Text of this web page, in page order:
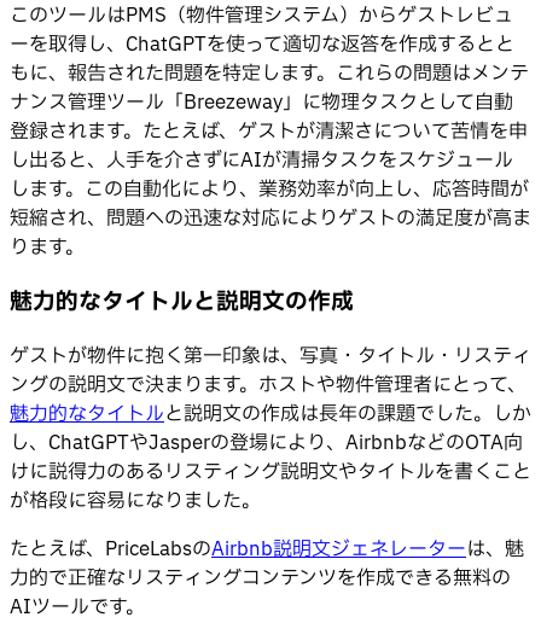
このツールはPMS（物件管理システム）からゲストレビュ
ーを取得し、ChatGPTを使って適切な返答を作成するとと
もに、報告された問題を特定します。これらの問題はメンテ
ナンス管理ツール「Breezeway」に物理タスクとして自動
登録されます。たとえば、ゲストが清潔さについて苦情を申
し出ると、人手を介さずにAIが清掃タスクをスケジュール
します。この自動化により、業務効率が向上し、応答時間が
短縮され、問題への迅速な対応によりゲストの満足度が高ま
ります。
魅力的なタイトルと説明文の作成
ゲストが物件に抱く第一印象は、写真・タイトル・リスティ
ングの説明文で決まります。ホストや物件管理者にとって、
魅力的なタイトルと説明文の作成は長年の課題でした。しか
し、ChatGPTやJasperの登場により、AirbnbなどのOTA向
けに説得力のあるリスティング説明文やタイトルを書くこと
が格段に容易になりました。
たとえば、PriceLabsのAirbnb説明文ジェネレーターは、魅
力的で正確なリスティングコンテンツを作成できる無料の
AIツールです。